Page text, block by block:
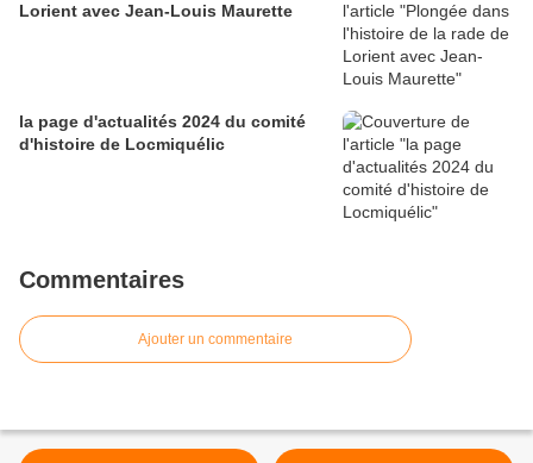
Lorient avec Jean-Louis Maurette
la page d'actualités 2024 du comité
d'histoire de Locmiquélic
Commentaires
Ajouter un commentaire